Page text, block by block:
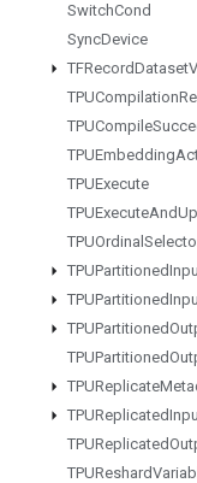
SwitchCond
SyncDevice
TFRecordDataset
TPUCompilation
TPUCompile
TPUEmbedding
TPUExecute
TPUExecuteAnd
TPUOrdinal
TPUPartitioned
TPUPartitioned
TPUPartitioned
TPUPartitioned
TPUReplicate
TPUReplicated
TPUReplicated
TPUReshard